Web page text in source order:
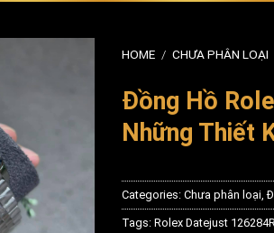
HOME / CHƯA PHÂN LOẠI
Đồng Hồ
Những Thiết
Categories: Chưa phân loại,
Tags: Rolex Datejust